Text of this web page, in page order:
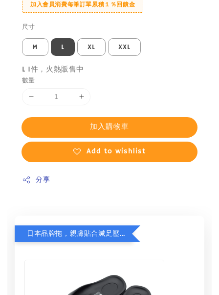
加入會員消費每筆訂單累積１％回饋金
尺寸
M L XL XXL
L 1件，火熱販售中
數量
加入購物車
Add to wishlist
分享
日本品牌拖，親膚貼合減足壓，超值加購75折！